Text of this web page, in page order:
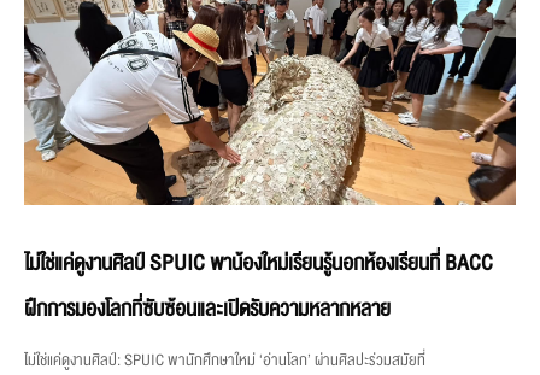
ไม่ใช่แค่ดูงานศิลป์ SPUIC พาน้องใหม่เรียนรู้นอกห้องเรียนที่ BACC
ฝึกการมองโลกที่ซับซ้อนและเปิดรับความหลากหลาย
ไม่ใช่แค่ดูงานศิลป์: SPUIC พานักศึกษาใหม่ ‘อ่านโลก’ ผ่านศิลปะร่วมสมัยที่